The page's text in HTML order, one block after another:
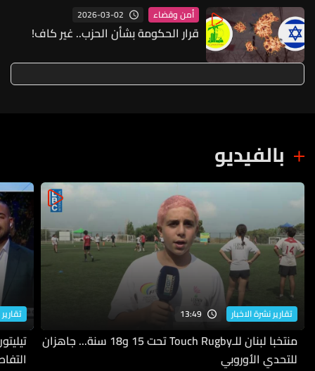
أمن وقضاء 2026-03-02
قرار الحكومة بشأن الحزب.. غير كاف!
بالفيديو
تقارير نشرة الاخبار 13:49
منتخبا لبنان للـTouch Rugby تحت 15 و18 سنة... جاهزان
للتحدي الأوروبي